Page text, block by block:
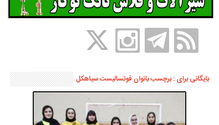
بایگانی برای : برچسب بانوان فوتسالیست سیاهکل